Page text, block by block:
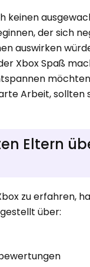
keinen
der sich
auswirken
Xbox Spaß
Arbeit, sollten
Eltern
zu erfahren,
über: